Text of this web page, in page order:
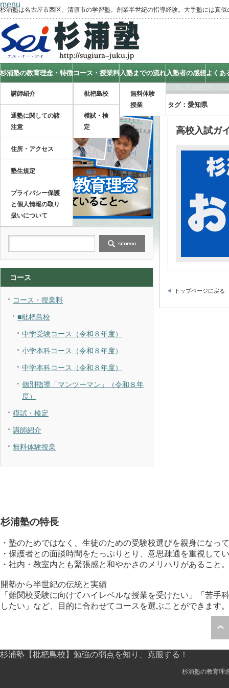
杉浦塾は名古屋市西区、清須市の学習塾。創業半世紀の指導経験。大手塾には真
menu
杉浦塾の教育理念・特徴
講師紹介
通塾に関しての諸
注意
住所・アクセス
塾生規定
プライバシー保護
と個人情報の取り
扱いについて
コース・授業料
枇杷島校
模試・検
定
入塾までの流れ
無料体験
授業
入塾者の感想よくあ
タグ：愛知県
高校入試ガ
トップページに戻る
コース
コース・授業料
■枇杷島校
中学受験コース（令和８年度）
小学本科コース（令和８年度）
中学本科コース（令和８年度）
個別指導「マンツーマン」（令和８年
度）
模試・検定
講師紹介
無料体験授業
杉浦塾の特長
・塾のためではなく、生徒のための受験校選びを親身になっ
・保護者との面談時間をたっぷりとり、意思疎通を重視して
・社内・教室内とも緊張感と和やかさのメリハリがあること。
開塾から半世紀の伝統と実績
「難関校受験に向けてハイレベルな授業を受けたい」「苦手
したい」など、目的に合わせてコースを選ぶことができます。
杉浦塾【枇杷島校】勉強の弱点を知り、克服する！
杉浦塾の教育理